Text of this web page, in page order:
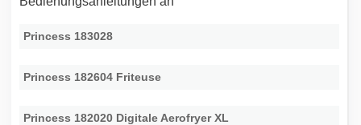
Princess 183028
Princess 182604 Friteuse
Princess 182020 Digitale Aerofryer XL